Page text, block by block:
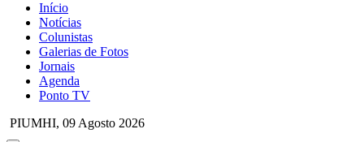
Início
Notícias
Colunistas
Galerias de Fotos
Jornais
Agenda
Ponto TV
PIUMHI, 09 Agosto 2026